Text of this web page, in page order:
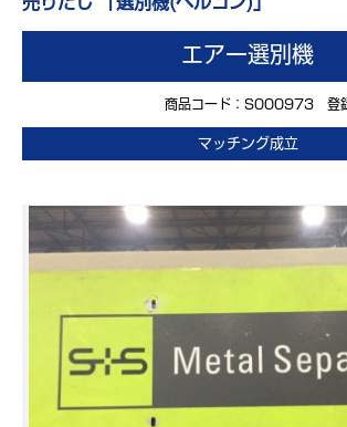
エアー選別機
商品コード：S000973
マッチング成立